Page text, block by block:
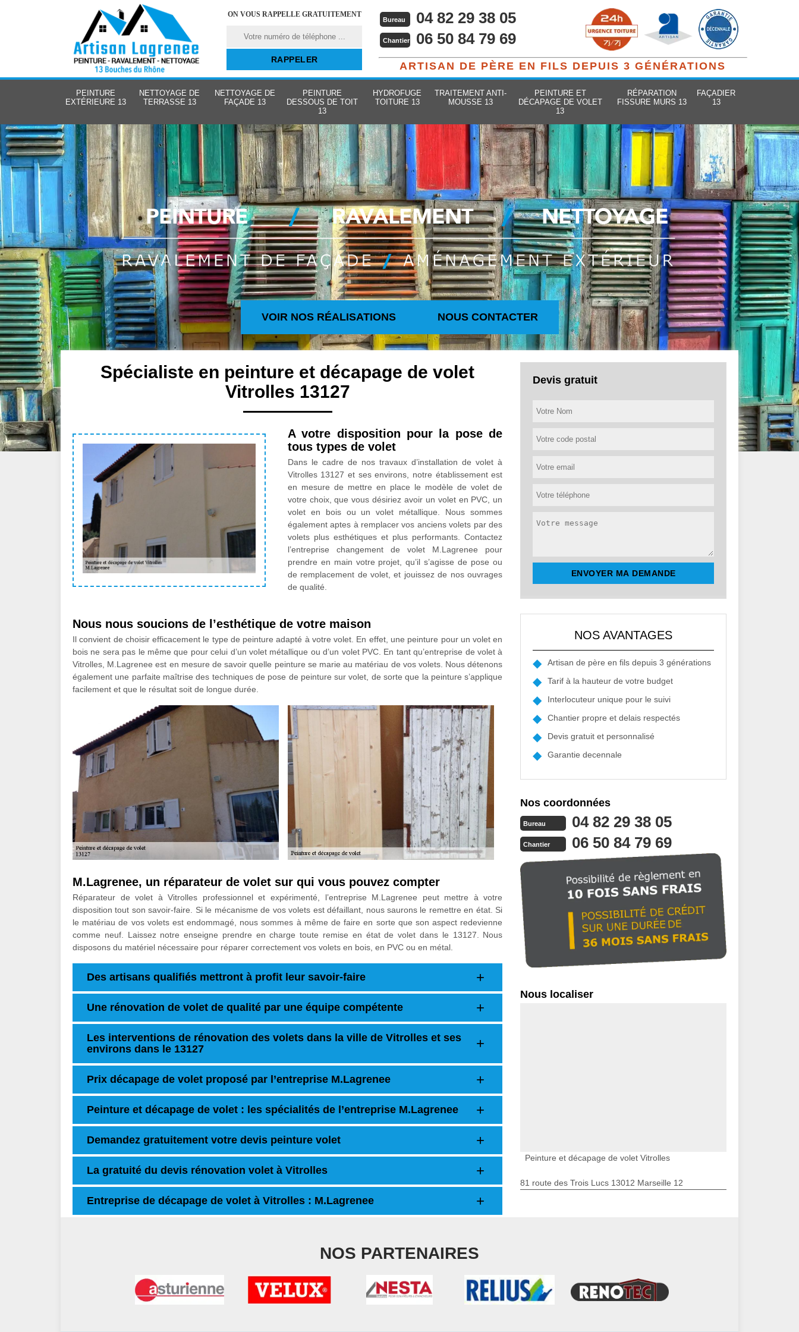
ON VOUS RAPPELLE GRATUITEMENT
Bureau 04 82 29 38 05
Chantier 06 50 84 79 69
ARTISAN DE PÈRE EN FILS DEPUIS 3 GÉNÉRATIONS
PEINTURE
EXTÉRIEURE 13
NETTOYAGE DE
TERRASSE 13
NETTOYAGE DE
FAÇADE 13
PEINTURE
DESSOUS DE TOIT
13
HYDROFUGE
TOITURE 13
TRAITEMENT ANTI-
MOUSSE 13
PEINTURE ET
DÉCAPAGE DE VOLET
13
RÉPARATION
FISSURE MURS 13
FAÇADIER
13
VOIR NOS RÉALISATIONS NOUS CONTACTER
Spécialiste en peinture et décapage de volet
Vitrolles 13127
A votre disposition pour la pose de
tous types de volet
Dans le cadre de nos travaux d’installation de volet à
Vitrolles 13127 et ses environs, notre établissement est
en mesure de mettre en place le modèle de volet de
votre choix, que vous désiriez avoir un volet en PVC, un
volet en bois ou un volet métallique. Nous sommes
également aptes à remplacer vos anciens volets par des
volets plus esthétiques et plus performants. Contactez
l’entreprise changement de volet M.Lagrenee pour
prendre en main votre projet, qu’il s’agisse de pose ou
de remplacement de volet, et jouissez de nos ouvrages
de qualité.
Nous nous soucions de l’esthétique de votre maison
Il convient de choisir efficacement le type de peinture adapté à votre volet. En effet, une peinture pour un volet en
bois ne sera pas le même que pour celui d’un volet métallique ou d’un volet PVC. En tant qu’entreprise de volet à
Vitrolles, M.Lagrenee est en mesure de savoir quelle peinture se marie au matériau de vos volets. Nous détenons
également une parfaite maîtrise des techniques de pose de peinture sur volet, de sorte que la peinture s’applique
facilement et que le résultat soit de longue durée.
M.Lagrenee, un réparateur de volet sur qui vous pouvez compter
Réparateur de volet à Vitrolles professionnel et expérimenté, l’entreprise M.Lagrenee peut mettre à votre
disposition tout son savoir-faire. Si le mécanisme de vos volets est défaillant, nous saurons le remettre en état. Si
le matériau de vos volets est endommagé, nous sommes à même de faire en sorte que son aspect redevienne
comme neuf. Laissez notre enseigne prendre en charge toute remise en état de volet dans le 13127. Nous
disposons du matériel nécessaire pour réparer correctement vos volets en bois, en PVC ou en métal.
Des artisans qualifiés mettront à profit leur savoir-faire
Une rénovation de volet de qualité par une équipe compétente
Les interventions de rénovation des volets dans la ville de Vitrolles et ses
environs dans le 13127
Prix décapage de volet proposé par l’entreprise M.Lagrenee
Peinture et décapage de volet : les spécialités de l’entreprise M.Lagrenee
Demandez gratuitement votre devis peinture volet
La gratuité du devis rénovation volet à Vitrolles
Entreprise de décapage de volet à Vitrolles : M.Lagrenee
Devis gratuit
NOS AVANTAGES
Artisan de père en fils depuis 3 générations
Tarif à la hauteur de votre budget
Interlocuteur unique pour le suivi
Chantier propre et delais respectés
Devis gratuit et personnalisé
Garantie decennale
Nos coordonnées
Bureau 04 82 29 38 05
Chantier 06 50 84 79 69
Nous localiser
Peinture et décapage de volet Vitrolles
81 route des Trois Lucs 13012 Marseille 12
NOS PARTENAIRES